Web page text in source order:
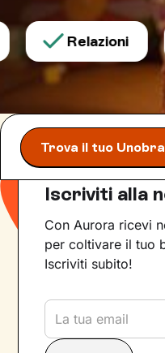
Relazioni
Trova il tuo
Iscriviti alla
Con Aurora ricevi
per coltivare il tuo
Iscriviti subito!